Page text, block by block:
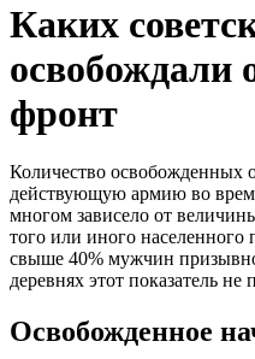
Каких
освобождали
фронт
Количество освобожденных
действующую армию во
многом зависело от
того или иного
свыше 40% мужчин
деревнях этот показатель
Освобожденное